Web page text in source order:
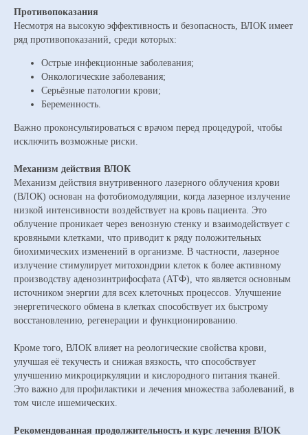
Противопоказания
Несмотря на высокую эффективность и безопасность, ВЛОК имеет
ряд противопоказаний, среди которых:
Острые инфекционные заболевания;
Онкологические заболевания;
Серьёзные патологии крови;
Беременность.
Важно проконсультироваться с врачом перед процедурой, чтобы
исключить возможные риски.
Механизм действия ВЛОК
Механизм действия внутривенного лазерного облучения крови
(ВЛОК) основан на фотобиомодуляции, когда лазерное излучение
низкой интенсивности воздействует на кровь пациента. Это
облучение проникает через венозную стенку и взаимодействует с
кровяными клетками, что приводит к ряду положительных
биохимических изменений в организме. В частности, лазерное
излучение стимулирует митохондрии клеток к более активному
производству аденозинтрифосфата (АТФ), что является основным
источником энергии для всех клеточных процессов. Улучшение
энергетического обмена в клетках способствует их быстрому
восстановлению, регенерации и функционированию.
Кроме того, ВЛОК влияет на реологические свойства крови,
улучшая её текучесть и снижая вязкость, что способствует
улучшению микроциркуляции и кислородного питания тканей.
Это важно для профилактики и лечения множества заболеваний, в
том числе ишемических.
Рекомендованная продолжительность и курс лечения ВЛОК